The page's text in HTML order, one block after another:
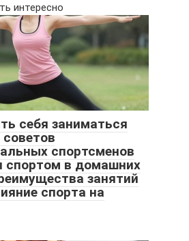
интересно
себя заниматься
спортсменов
спортом в домашних
занятий
спорта на